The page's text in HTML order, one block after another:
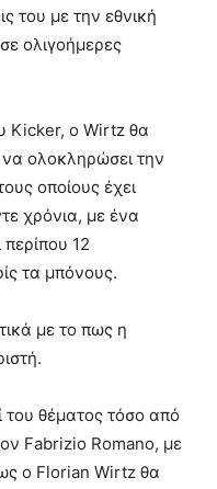
του με την εθνική
ολιγοήμερες
Kicker, ο Wirtz θα
να ολοκληρώσει την
οποίους έχει
χρόνια, με ένα
12
τα μπόνους.
με το πως η
του θέματος τόσο από
Fabrizio Romano, με
ο Florian Wirtz θα